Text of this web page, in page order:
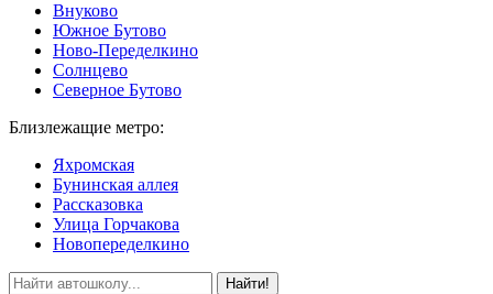
Внуково
Южное Бутово
Ново-Переделкино
Солнцево
Северное Бутово
Близлежащие метро:
Яхромская
Бунинская аллея
Рассказовка
Улица Горчакова
Новопеределкино
Найти!